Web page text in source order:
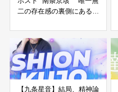
二の存在感の裏側にあるブ
【九条星音】結局、精神論